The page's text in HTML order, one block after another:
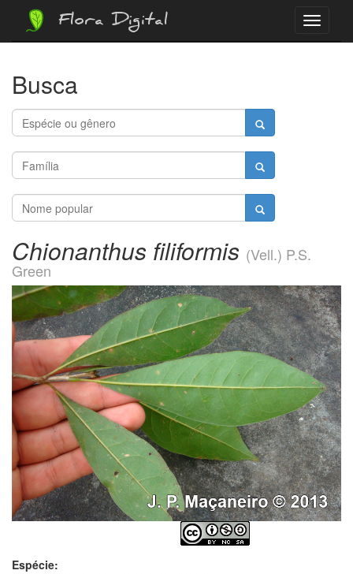
Menu
Flora Digital
Busca
Chionanthus filiformis (Vell.) P.S.
Green
Espécie: